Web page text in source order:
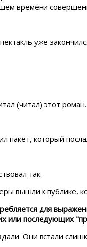
времени
уже
(читал) этот роман.
пакет, который
так.
вышли к публике,
для
или последующих
Они встали